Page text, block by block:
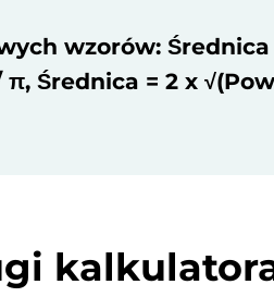
wzorów: Średnica
Średnica = 2 x